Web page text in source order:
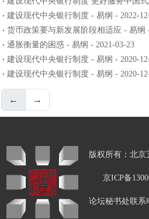
建设现代中央银行制度 - 易纲 - 2022-
货币政策要与新发展阶段相适应 - 易纲
通胀衡量的困惑 - 易纲 - 2021-03-23
建设现代中央银行制度 - 易纲 - 2020-
建设现代中央银行制度 - 易纲 - 2020-
← →
版权所有：北京
京ICP备
论坛秘书处联系